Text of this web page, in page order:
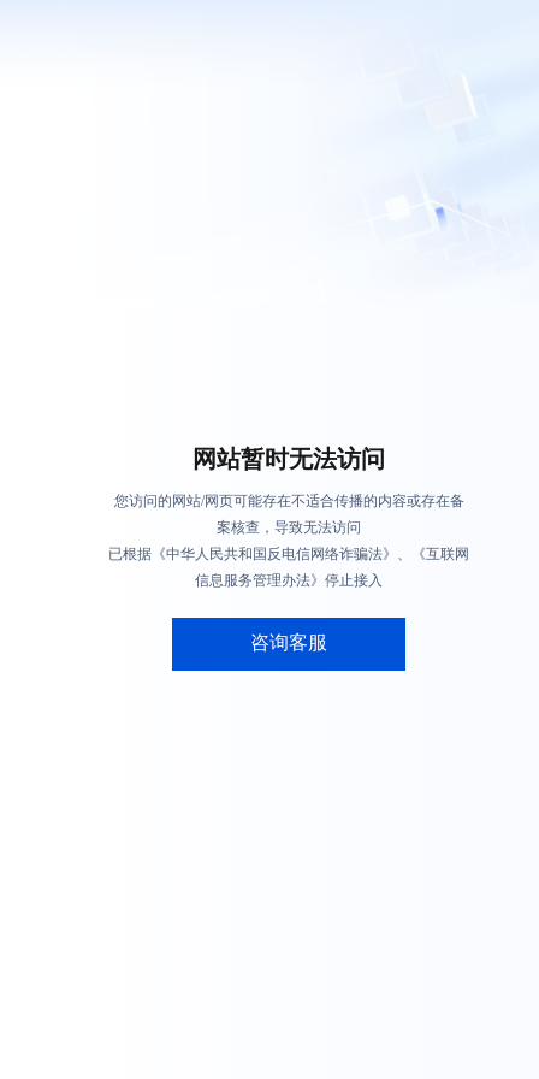
网站暂时无法访问
您访问的网站/网页可能存在不适合传播的内容或存在备
案核查，导致无法访问
已根据《中华人民共和国反电信网络诈骗法》、《互联网
信息服务管理办法》停止接入
咨询客服